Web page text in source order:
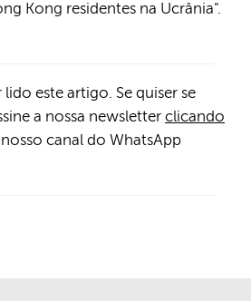
Kong residentes na Ucrânia".
este artigo. Se quiser se
a nossa newsletter clicando
canal do WhatsApp